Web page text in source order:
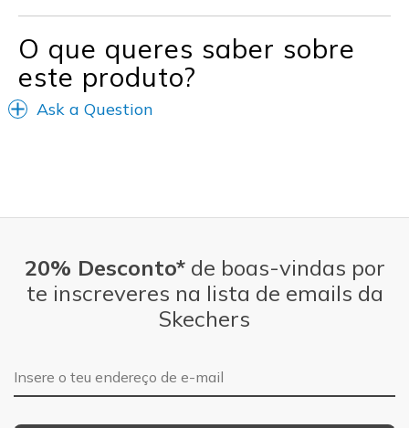
O que queres saber sobre
este produto?
Ask a Question
20% Desconto*de boas-vindas por
te inscreveres na lista de emails da
Skechers
Endereço de e-mail